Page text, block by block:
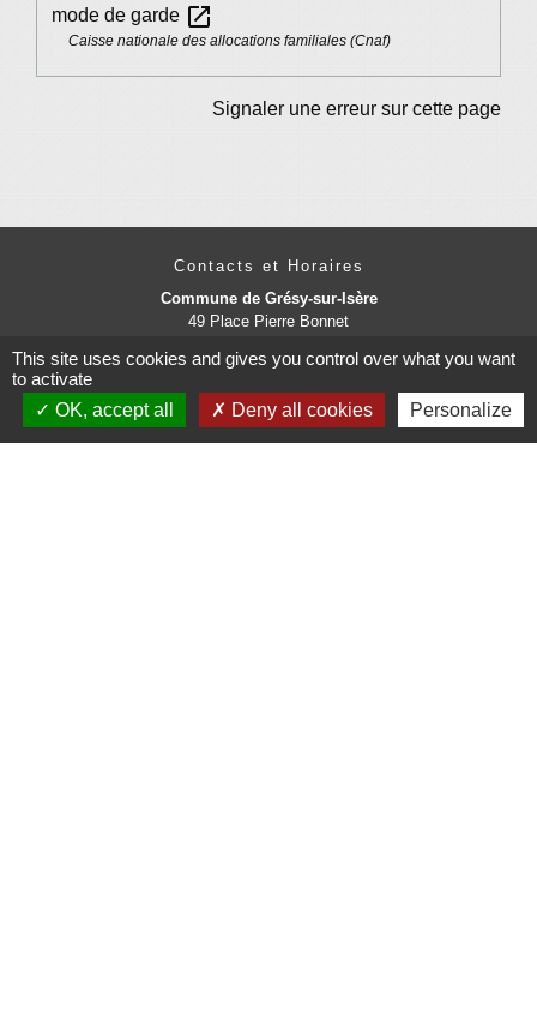
mode de garde open_in_new
Caisse nationale des allocations familiales (Cnaf)
Signaler une erreur sur cette page
Contacts et Horaires
Commune de Grésy-sur-Isère
49 Place Pierre Bonnet
+33 4 79 37 91 94
Contact par formulaire
This site uses cookies and gives you control over what you want
to activate
OK, accept all
Deny all cookies Personalize